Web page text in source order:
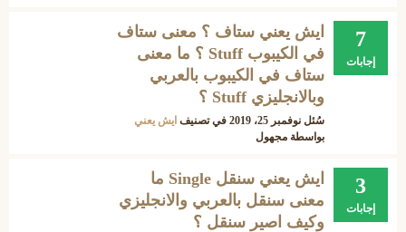
7
إجابات
ايش يعني ستاف ؟ معنى ستاف
في الكيبوب Stuff ؟ ما معنى
ستاف في الكيبوب بالعربي
وبالانجليزي Stuff ؟
سُئل نوفمبر 25، 2019 في تصنيف ايش يعني
بواسطة مجهول
3
إجابات
ايش يعني سنقل Single ما
معنى سنقل بالعربي والانجليزي
وكيف اصير سنقل ؟